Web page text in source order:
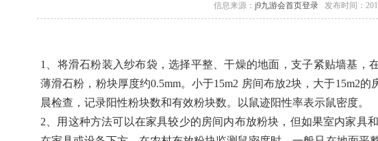
信息来源： j9九游会首页登录发布时间：
1、将滑石粉装入纱布袋，选择平整、干燥的地面，支子紧贴墙基，
薄滑石粉，粉块厚度约0.5mm。小于15m2 房间布放2块，大于15m2
晨检查，记录阳性粉块数和有效粉块数。以鼠迹阳性率表示鼠密度。
2、用这种方法可以在家具较少的房间内布放粉块，但如果室内家具